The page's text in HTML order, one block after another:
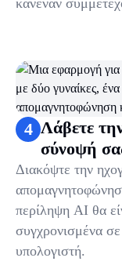
κανέναν
4 Λάβετε
σύνοψή
Διακόψτε την
περίληψη AI θα
συγχρονισμένα
υπολογιστή.